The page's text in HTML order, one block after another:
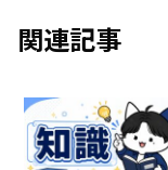
関連記事